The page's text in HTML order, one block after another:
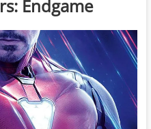
Endgame